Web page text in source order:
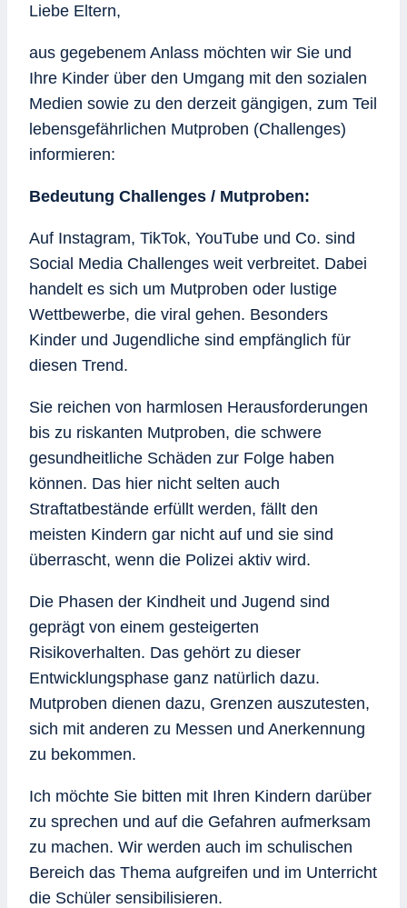
Liebe Eltern,
aus gegebenem Anlass möchten wir Sie und
Ihre Kinder über den Umgang mit den sozialen
Medien sowie zu den derzeit gängigen, zum Teil
lebensgefährlichen Mutproben (Challenges)
informieren:
Bedeutung Challenges / Mutproben:
Auf Instagram, TikTok, YouTube und Co. sind
Social Media Challenges weit verbreitet. Dabei
handelt es sich um Mutproben oder lustige
Wettbewerbe, die viral gehen. Besonders
Kinder und Jugendliche sind empfänglich für
diesen Trend.
Sie reichen von harmlosen Herausforderungen
bis zu riskanten Mutproben, die schwere
gesundheitliche Schäden zur Folge haben
können. Das hier nicht selten auch
Straftatbestände erfüllt werden, fällt den
meisten Kindern gar nicht auf und sie sind
überrascht, wenn die Polizei aktiv wird.
Die Phasen der Kindheit und Jugend sind
geprägt von einem gesteigerten
Risikoverhalten. Das gehört zu dieser
Entwicklungsphase ganz natürlich dazu.
Mutproben dienen dazu, Grenzen auszutesten,
sich mit anderen zu Messen und Anerkennung
zu bekommen.
Ich möchte Sie bitten mit Ihren Kindern darüber
zu sprechen und auf die Gefahren aufmerksam
zu machen. Wir werden auch im schulischen
Bereich das Thema aufgreifen und im Unterricht
die Schüler sensibilisieren.